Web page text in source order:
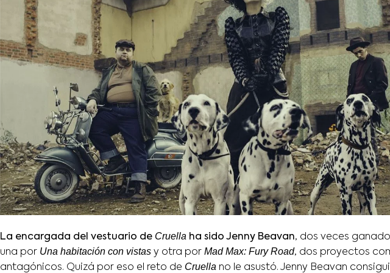
La encargada del vestuario de Cruella ha sido Jenny Beavan, dos veces
una por Una habitación con vistas y otra por Mad Max: Fury Road, dos proyectos
antagónicos. Quizá por eso el reto de Cruella no le asustó. Jenny Beavan